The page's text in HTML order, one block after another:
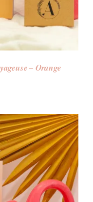
– Orange